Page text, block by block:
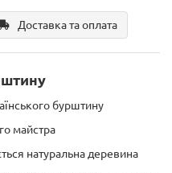
Доставка та оплата
бурштину
майстра
натуральна деревина